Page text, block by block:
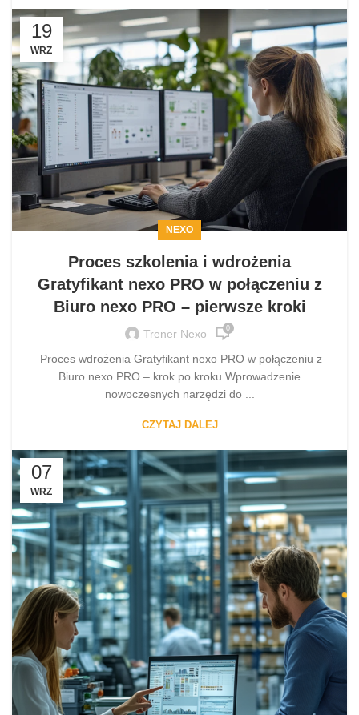
19
WRZ
NEXO
Proces szkolenia i wdrożenia
Gratyfikant nexo PRO w połączeniu z
Biuro nexo PRO – pierwsze kroki
Trener Nexo 0
Proces wdrożenia Gratyfikant nexo PRO w połączeniu z
Biuro nexo PRO – krok po kroku Wprowadzenie
nowoczesnych narzędzi do ...
CZYTAJ DALEJ
07
WRZ